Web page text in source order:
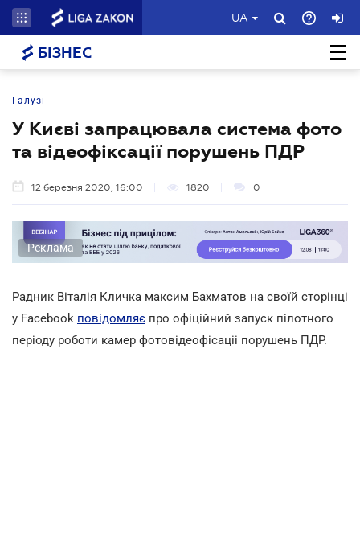
UA
БІЗНЕС
Галузі
У Києві запрацювала система фото
та відеофіксації порушень ПДР
12 березня 2020, 16:00 1820 0
Реклама
Радник Віталія Кличка максим Бахматов на своїй сторінці
у Facebook повідомляє про офіційний запуск пілотного
періоду роботи камер фотовідеофісаціі порушень ПДР.